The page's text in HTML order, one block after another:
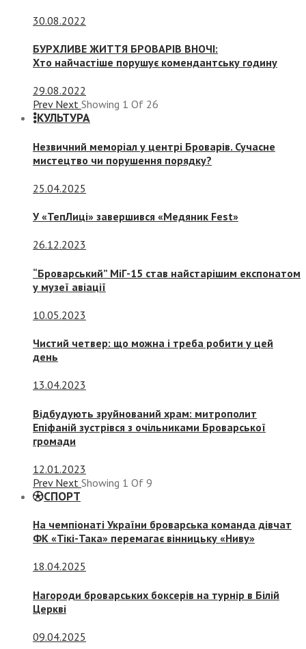
30.08.2022
БУРХЛИВЕ ЖИТТЯ БРОВАРІВ ВНОЧІ:
Хто найчастіше порушує комендантську годину
29.08.2022
Prev Next Showing 1 Of 26
КУЛЬТУРА
Незвичний меморіал у центрі Броварів. Сучасне
мистецтво чи порушення порядку?
25.04.2025
У «ТепЛиці» завершився «Медяник Fest»
26.12.2023
“Броварський” МіГ-15 став найстарішим експонатом
у музеї авіації
10.05.2023
Чистий четвер: що можна і треба робити у цей
день
13.04.2023
Відбудують зруйнований храм: митрополит
Епіфаній зустрівся з очільниками Броварської
громади
12.01.2023
Prev Next Showing 1 Of 9
СПОРТ
На чемпіонаті України броварська команда дівчат
ФК «Тікі-Така» перемагає вінницьку «Ниву»
18.04.2025
Нагороди броварських боксерів на турнір в Білій
Церкві
09.04.2025